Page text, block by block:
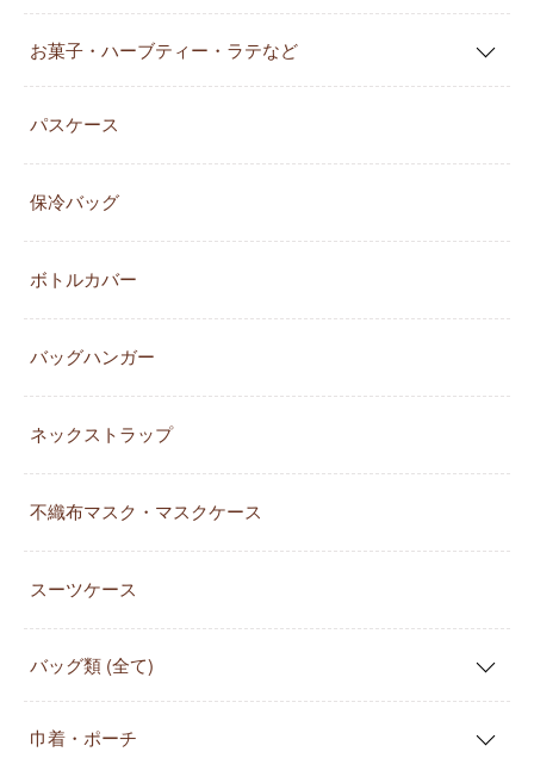
お菓子・ハーブティー・ラテなど
パスケース
保冷バッグ
ボトルカバー
バッグハンガー
ネックストラップ
不織布マスク・マスクケース
スーツケース
バッグ類 (全て)
巾着・ポーチ